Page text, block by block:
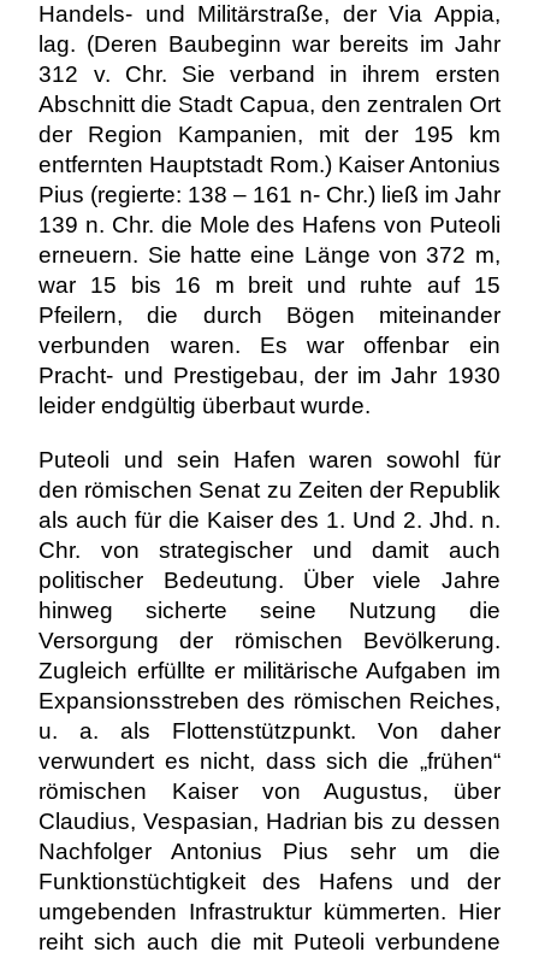
Handels- und Militärstraße, der Via Appia,
lag. (Deren Baubeginn war bereits im Jahr
312 v. Chr. Sie verband in ihrem ersten
Abschnitt die Stadt Capua, den zentralen Ort
der Region Kampanien, mit der 195 km
entfernten Hauptstadt Rom.) Kaiser Antonius
Pius (regierte: 138 – 161 n- Chr.) ließ im Jahr
139 n. Chr. die Mole des Hafens von Puteoli
erneuern. Sie hatte eine Länge von 372 m,
war 15 bis 16 m breit und ruhte auf 15
Pfeilern, die durch Bögen miteinander
verbunden waren. Es war offenbar ein
Pracht- und Prestigebau, der im Jahr 1930
leider endgültig überbaut wurde.
Puteoli und sein Hafen waren sowohl für
den römischen Senat zu Zeiten der Republik
als auch für die Kaiser des 1. Und 2. Jhd. n.
Chr. von strategischer und damit auch
politischer Bedeutung. Über viele Jahre
hinweg sicherte seine Nutzung die
Versorgung der römischen Bevölkerung.
Zugleich erfüllte er militärische Aufgaben im
Expansionsstreben des römischen Reiches,
u. a. als Flottenstützpunkt. Von daher
verwundert es nicht, dass sich die „frühen“
römischen Kaiser von Augustus, über
Claudius, Vespasian, Hadrian bis zu dessen
Nachfolger Antonius Pius sehr um die
Funktionstüchtigkeit des Hafens und der
umgebenden Infrastruktur kümmerten. Hier
reiht sich auch die mit Puteoli verbundene